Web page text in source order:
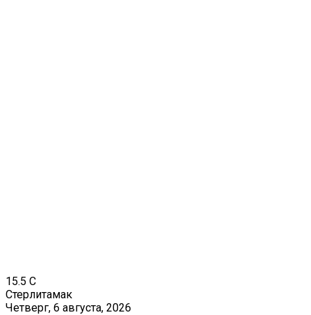
15.5 C
Стерлитамак
Четверг, 6 августа, 2026